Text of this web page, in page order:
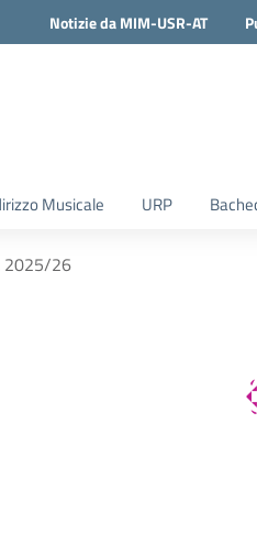
Notizie da MIM-USR-AT
Musicale URP
2025/26